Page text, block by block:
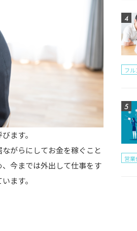
ます。
がらにしてお金を稼ぐこと
今までは外出して仕事をす
ます。
フ
営